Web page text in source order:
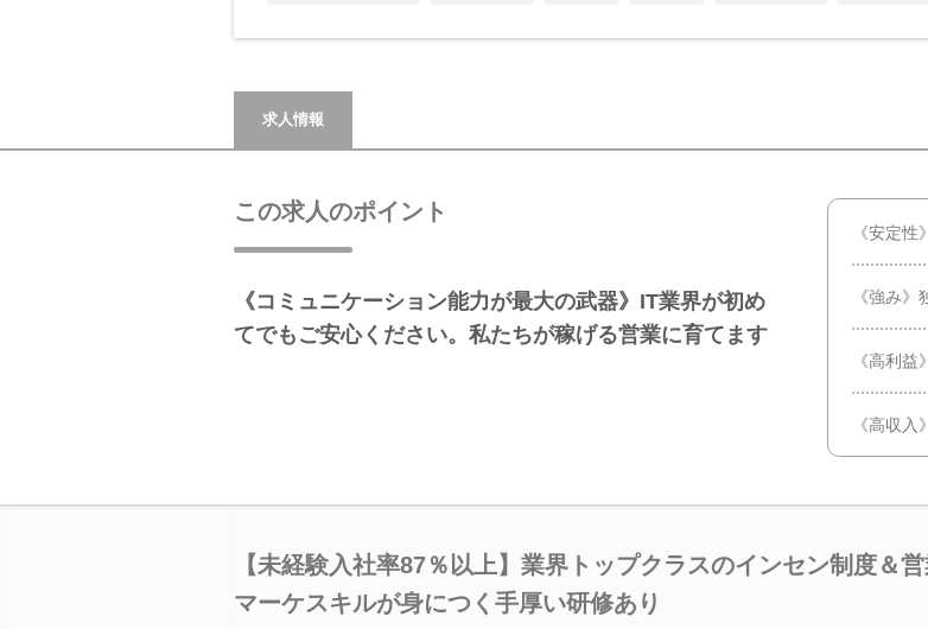
求人情報
この求人のポイント
《コミュニケーション能力が最大の武器》IT業界が初め
てでもご安心ください。私たちが稼げる営業に育てます
《安定
《強み
《高利
《高収
【未経験入社率87％以上】業界トップクラスのインセン制度＆営
マーケスキルが身につく手厚い研修あり